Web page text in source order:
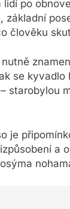
po
základní
člověku
se
starobylou
je
a